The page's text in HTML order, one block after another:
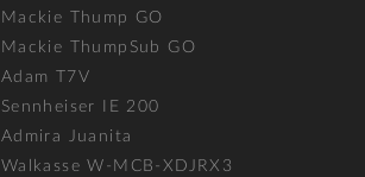
Mackie Thump GO
Mackie ThumpSub GO
Adam T7V
Sennheiser IE 200
Admira Juanita
Walkasse W-MCB-XDJRX3